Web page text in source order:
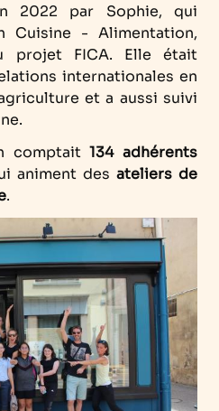
2022 par Sophie, qui
Cuisine - Alimentation,
FICA. Elle était
internationales en
et a aussi suivi
comptait134 adhérents
animent des ateliers de
.